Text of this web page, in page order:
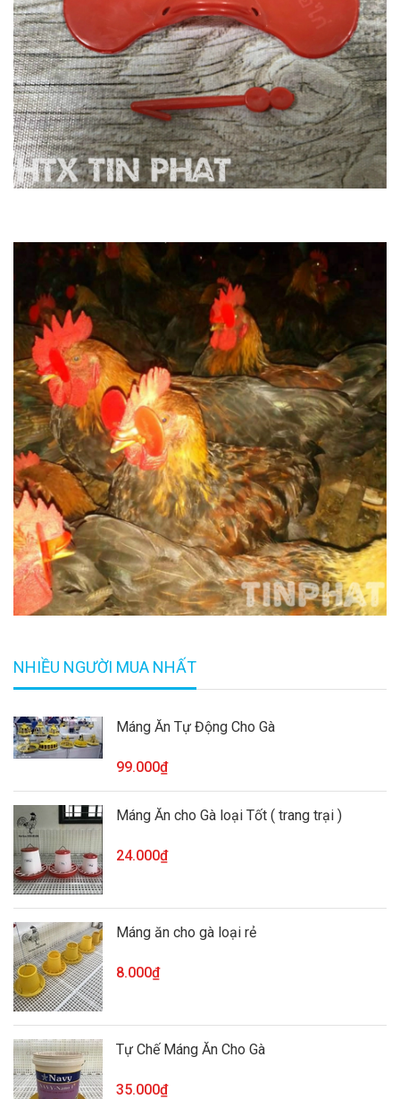
NHIỀU NGƯỜI MUA NHẤT
Máng Ăn Tự Động Cho Gà
99.000₫
Máng Ăn cho Gà loại Tốt ( trang trại )
24.000₫
Máng ăn cho gà loại rẻ
8.000₫
Tự Chế Máng Ăn Cho Gà
35.000₫